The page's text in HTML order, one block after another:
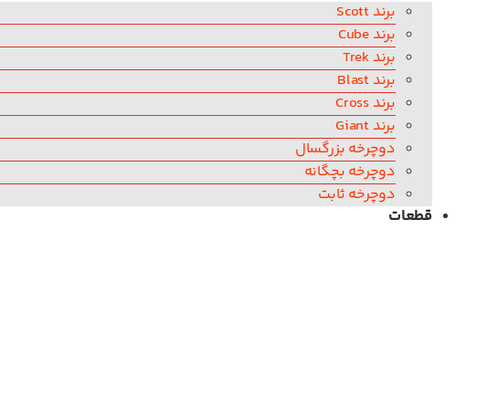
برند Scott
برند Cube
برند Trek
برند Blast
برند Cross
برند Giant
دوچرخه بزرگسال
دوچرخه بچگانه
دوچرخه ثابت
قطعات